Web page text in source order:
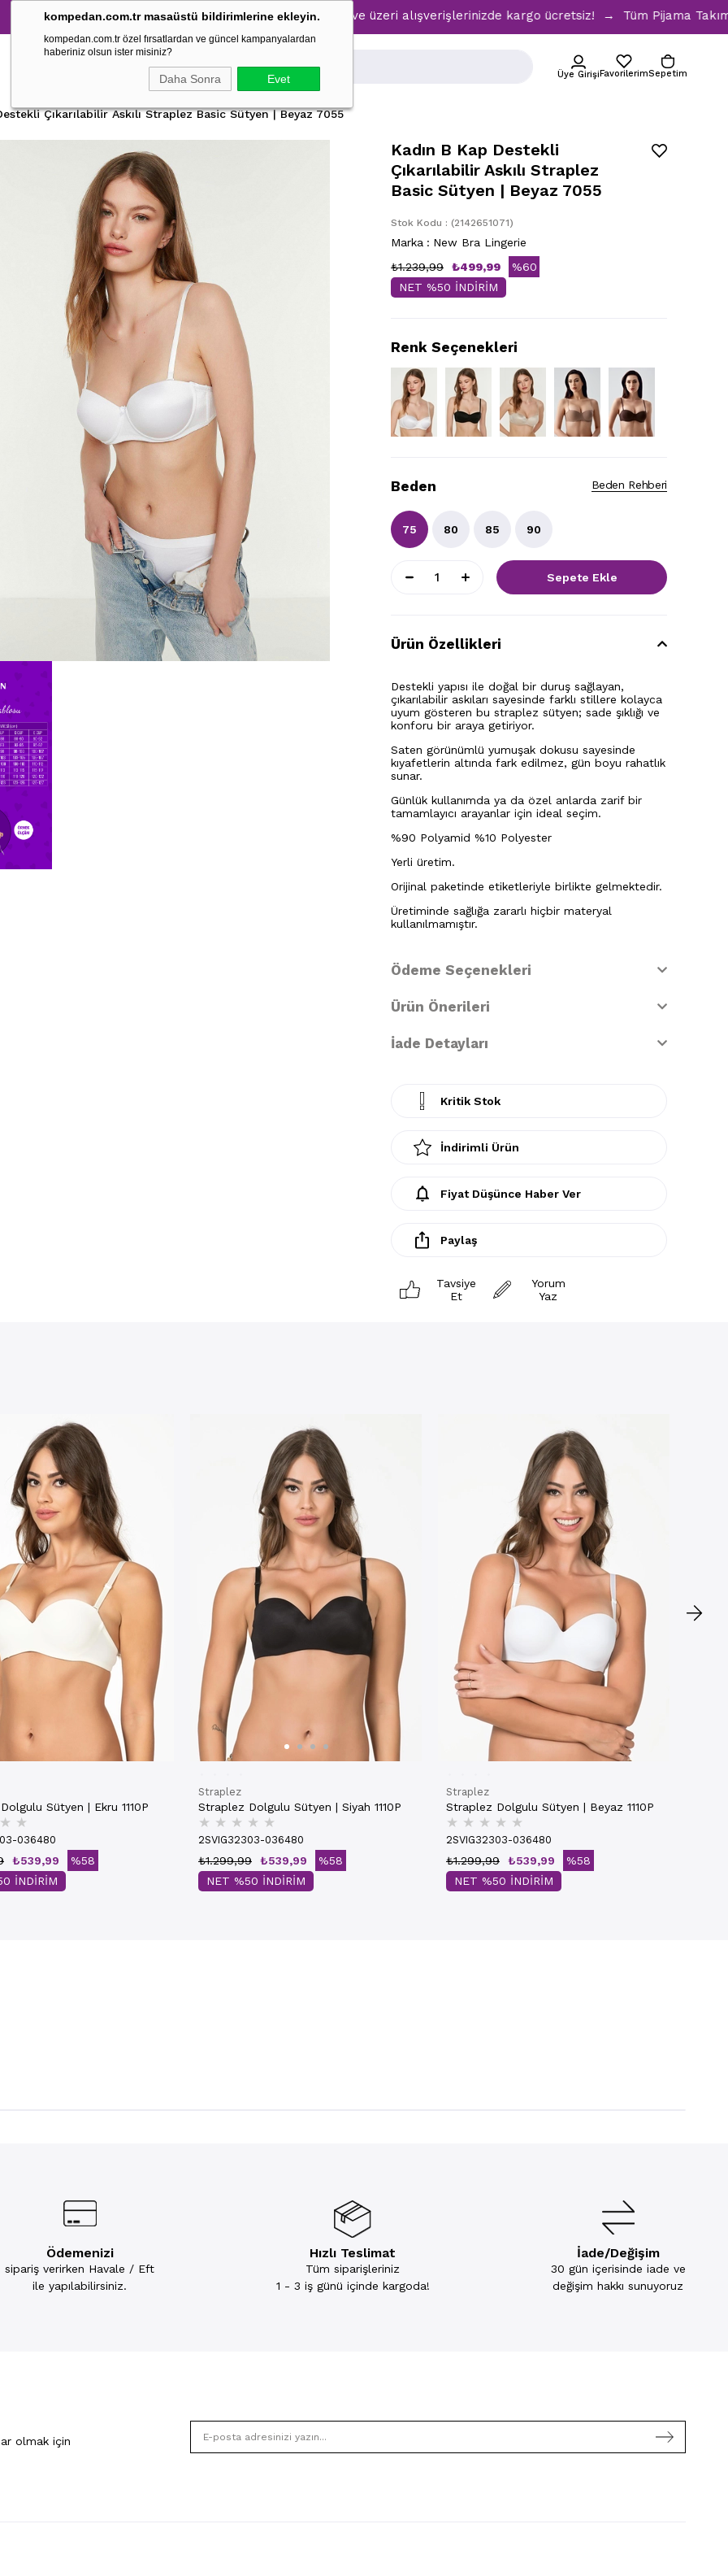
kompedan.com.tr masaüstü bildirimlerine ekleyin.
kompedan.com.tr özel fırsatlardan ve güncel kampanyalardan
haberiniz olsun ister misiniz?
Daha Sonra Evet
Pijama Takımlarında %30 İndirim → 1500 TL ve üzeri alışverişlerinizde kargo ücretsiz! → Tüm Pijama
Üye GirişiFavorilerimSepetim
Çıkarılabilir Askılı Straplez Basic Sütyen | Beyaz 7055
Kadın B Kap Destekli
Çıkarılabilir Askılı Straplez
Basic Sütyen | Beyaz 7055
Stok Kodu (2142651071)
Marka : New Bra Lingerie
₺1.239,99
₺499,99 %60
NET %50 İNDİRİM
Renk Seçenekleri
Beden Rehberi
Beden
75 80 85 90
Ürün Özellikleri
Destekli yapısı ile doğal bir duruş sağlayan,
çıkarılabilir askıları sayesinde farklı stillere kolayca
uyum gösteren bu straplez sütyen; sade şıklığı ve
konforu bir araya getiriyor.
Saten görünümlü yumuşak dokusu sayesinde
kıyafetlerin altında fark edilmez, gün boyu rahatlık
sunar.
Günlük kullanımda ya da özel anlarda zarif bir
tamamlayıcı arayanlar için ideal seçim.
%90 Polyamid %10 Polyester
Yerli üretim.
Orijinal paketinde etiketleriyle birlikte gelmektedir.
Üretiminde sağlığa zararlı hiçbir materyal
kullanılmamıştır.
Ödeme Seçenekleri
Ürün Önerileri
İade Detayları
Kritik Stok
İndirimli Ürün
Fiyat Düşünce Haber Ver
Paylaş
Tavsiye
Et
Yorum
Yaz
Sütyen | Ekru 1110P
★ ★
036480
₺539,99
%58
İNDİRİM
Straplez
Straplez Dolgulu Sütyen | Siyah 1110P
★ ★ ★ ★ ★
2SVIG32303-036480
₺539,99
₺1.299,99
%58
NET %50 İNDİRİM
Straplez
Straplez Dolgulu Sütyen | Beyaz 1110P
★ ★ ★ ★ ★
2SVIG32303-036480
₺539,99
₺1.299,99
%58
NET %50 İNDİRİM
Ödemenizi
sipariş verirken Havale / Eft
ile yapılabilirsiniz.
Hızlı Teslimat
Tüm siparişleriniz
1 - 3 iş günü içinde kargoda!
İade/Değişim
30 gün içerisinde iade ve
değişim hakkı sunuyoruz
olmak için